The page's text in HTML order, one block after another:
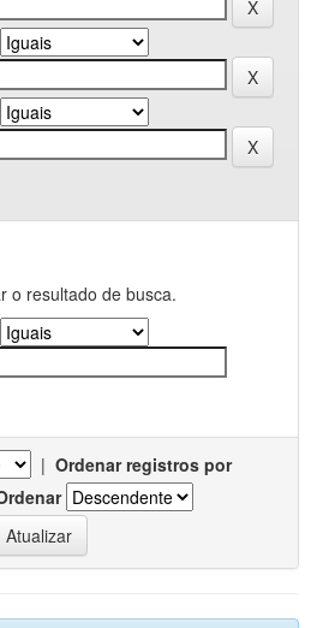
o resultado de busca.
| Ordenar registros por